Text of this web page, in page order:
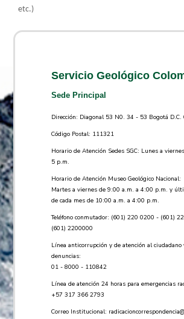
etc.)
Servicio Geológico
Sede Principal
Dirección: Diagonal 53 N0. 34 - 53 Bogotá D.C.
Código Postal: 111321
Horario de Atención Sedes SGC: Lunes a
5 p.m.
Horario de Atención Museo Geológico Nacional:
Martes a viernes de 9:00 a.m. a 4:00 p.m. y
de cada mes de 10:00 a.m. a 4:00 p.m.
Teléfono conmutador: (601) 220 0200 - (601)
(601) 2200000
Línea anticorrupción y de atención al ciudadano
denuncias:
01 - 8000 - 110842
Línea de atención 24 horas para emergencias
+57 ​317 366 2793
Correo Institucional: